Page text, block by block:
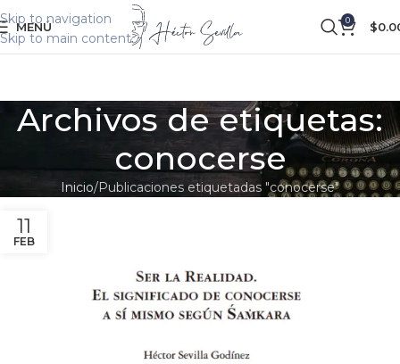
Skip to navigation
Skip to main content
MENÚ 0 $
Archivos de etiquetas:
conocerse
Inicio Publicaciones etiquetadas "conocerse"
11
FEB